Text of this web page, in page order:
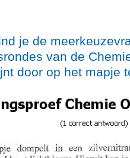
je de
van de
door op het mapje